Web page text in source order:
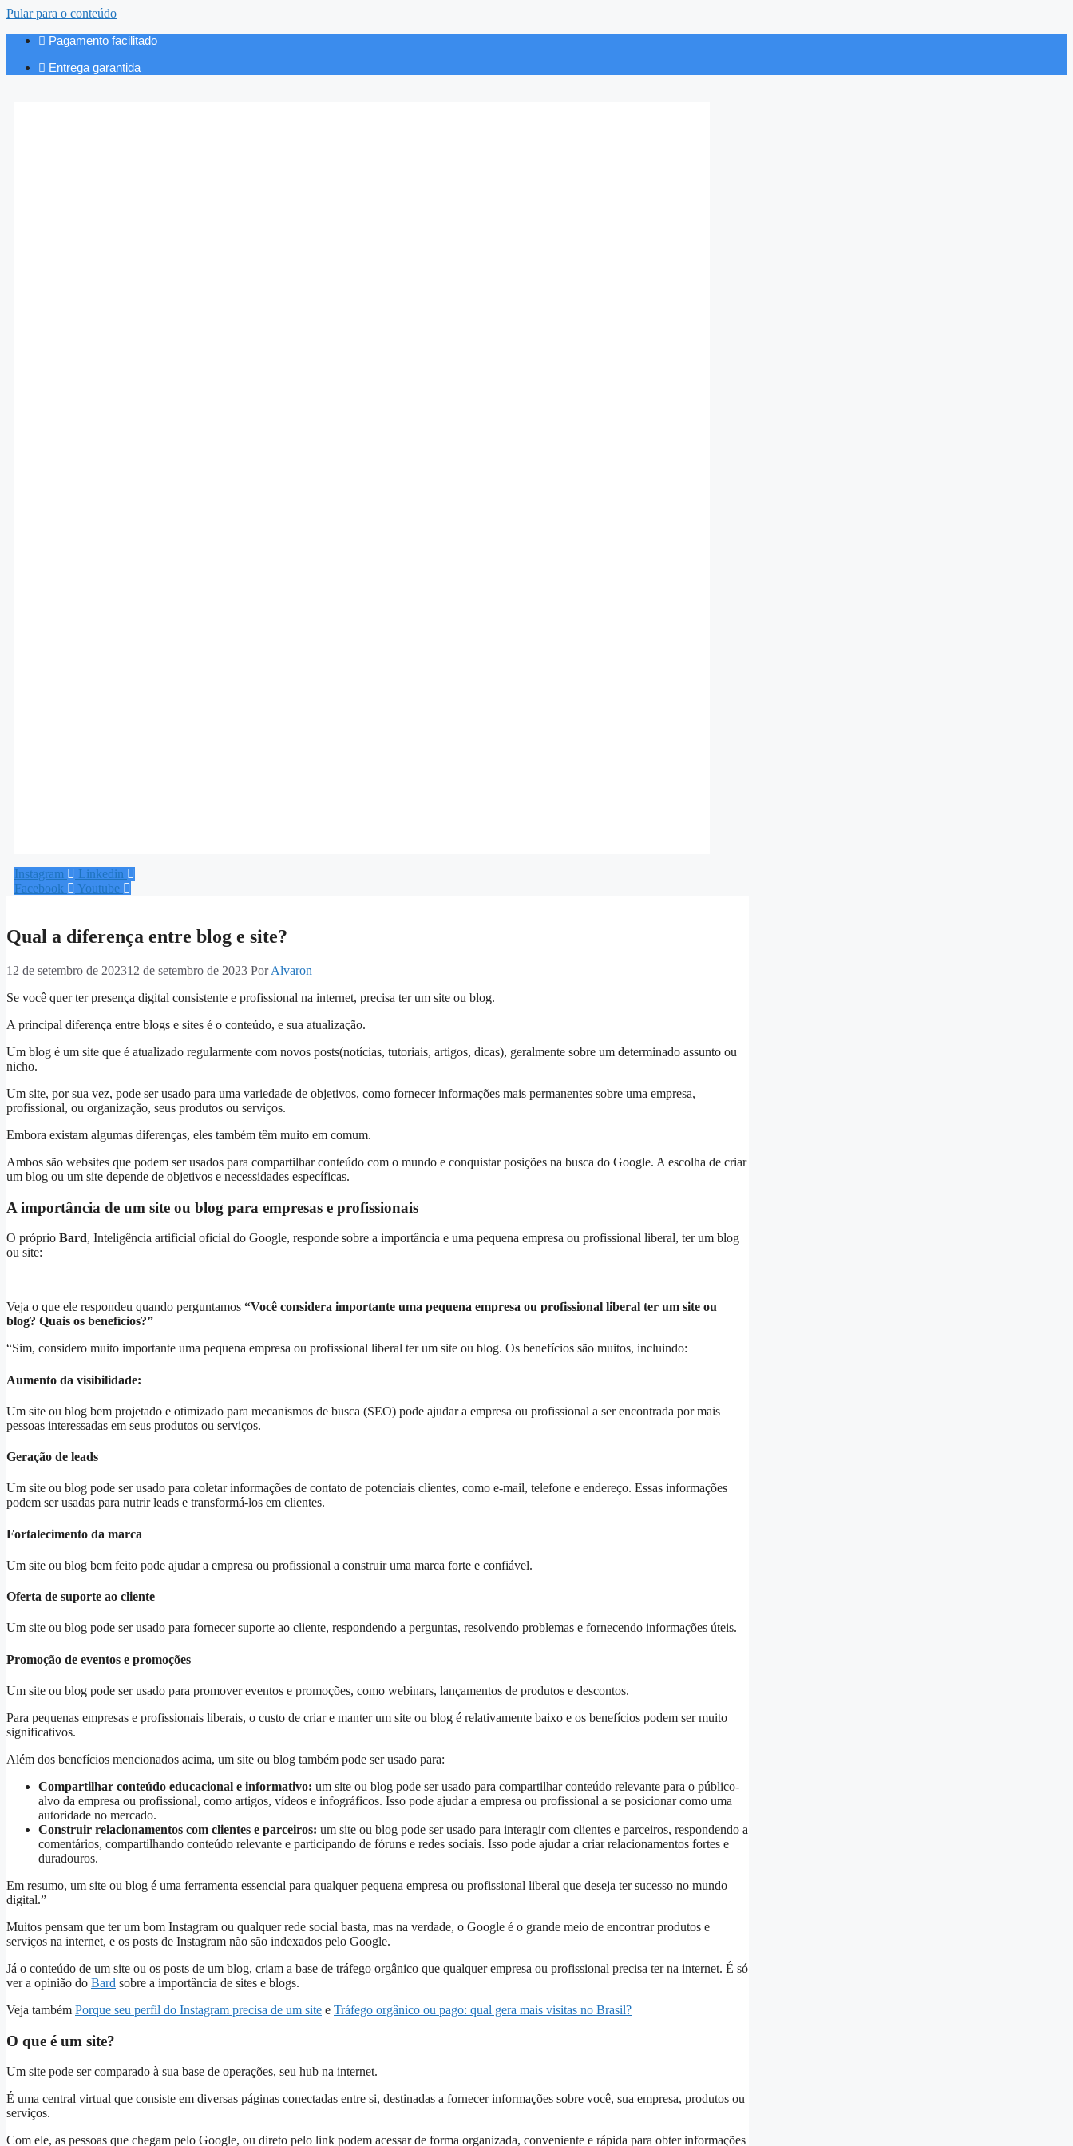
Pular para o conteúdo
Pagamento facilitado
Entrega garantida
Instagram
Linkedin
Facebook
Youtube
Qual a diferença entre blog e site?
12 de setembro de 202312 de setembro de 2023 PorAlvaron
Se você quer ter presença digital consistente e profissional na internet, precisa ter um site ou blog.
A principal diferença entre blogs e sites é o conteúdo, e sua atualização.
Um blog é um site que é atualizado regularmente com novos posts(notícias, tutoriais, artigos, dicas), geralmente sobre um determinado assunto ou
nicho.
Um site, por sua vez, pode ser usado para uma variedade de objetivos, como fornecer informações mais permanentes sobre uma empresa,
profissional, ou organização, seus produtos ou serviços.
Embora existam algumas diferenças, eles também têm muito em comum.
Ambos são websites que podem ser usados para compartilhar conteúdo com o mundo e conquistar posições na busca do Google. A escolha de criar
um blog ou um site depende de objetivos e necessidades específicas.
A importância de um site ou blog para empresas e profissionais
O próprio Bard, Inteligência artificial oficial do Google, responde sobre a importância e uma pequena empresa ou profissional liberal, ter um blog
ou site:
Veja o que ele respondeu quando perguntamos “Você considera importante uma pequena empresa ou profissional liberal ter um site ou
blog? Quais os benefícios?”
“Sim, considero muito importante uma pequena empresa ou profissional liberal ter um site ou blog. Os benefícios são muitos, incluindo:
Aumento da visibilidade:
Um site ou blog bem projetado e otimizado para mecanismos de busca (SEO) pode ajudar a empresa ou profissional a ser encontrada por mais
pessoas interessadas em seus produtos ou serviços.
Geração de leads
Um site ou blog pode ser usado para coletar informações de contato de potenciais clientes, como e-mail, telefone e endereço. Essas informações
podem ser usadas para nutrir leads e transformá-los em clientes.
Fortalecimento da marca
Um site ou blog bem feito pode ajudar a empresa ou profissional a construir uma marca forte e confiável.
Oferta de suporte ao cliente
Um site ou blog pode ser usado para fornecer suporte ao cliente, respondendo a perguntas, resolvendo problemas e fornecendo informações úteis.
Promoção de eventos e promoções
Um site ou blog pode ser usado para promover eventos e promoções, como webinars, lançamentos de produtos e descontos.
Para pequenas empresas e profissionais liberais, o custo de criar e manter um site ou blog é relativamente baixo e os benefícios podem ser muito
significativos.
Além dos benefícios mencionados acima, um site ou blog também pode ser usado para:
Compartilhar conteúdo educacional e informativo: um site ou blog pode ser usado para compartilhar conteúdo relevante para o público-
alvo da empresa ou profissional, como artigos, vídeos e infográficos. Isso pode ajudar a empresa ou profissional a se posicionar como uma
autoridade no mercado.
Construir relacionamentos com clientes e parceiros: um site ou blog pode ser usado para interagir com clientes e parceiros, respondendo a
comentários, compartilhando conteúdo relevante e participando de fóruns e redes sociais. Isso pode ajudar a criar relacionamentos fortes e
duradouros.
Em resumo, um site ou blog é uma ferramenta essencial para qualquer pequena empresa ou profissional liberal que deseja ter sucesso no mundo
digital.”
Muitos pensam que ter um bom Instagram ou qualquer rede social basta, mas na verdade, o Google é o grande meio de encontrar produtos e
serviços na internet, e os posts de Instagram não são indexados pelo Google.
Já o conteúdo de um site ou os posts de um blog, criam a base de tráfego orgânico que qualquer empresa ou profissional precisa ter na internet. É só
ver a opinião do Bard sobre a importância de sites e blogs.
Veja também Porque seu perfil do Instagram precisa de um site e Tráfego orgânico ou pago: qual gera mais visitas no Brasil?
O que é um site?
Um site pode ser comparado à sua base de operações, seu hub na internet.
É uma central virtual que consiste em diversas páginas conectadas entre si, destinadas a fornecer informações sobre você, sua empresa, produtos ou
serviços.
Com ele, as pessoas que chegam pelo Google, ou direto pelo link podem acessar de forma organizada, conveniente e rápida para obter informações